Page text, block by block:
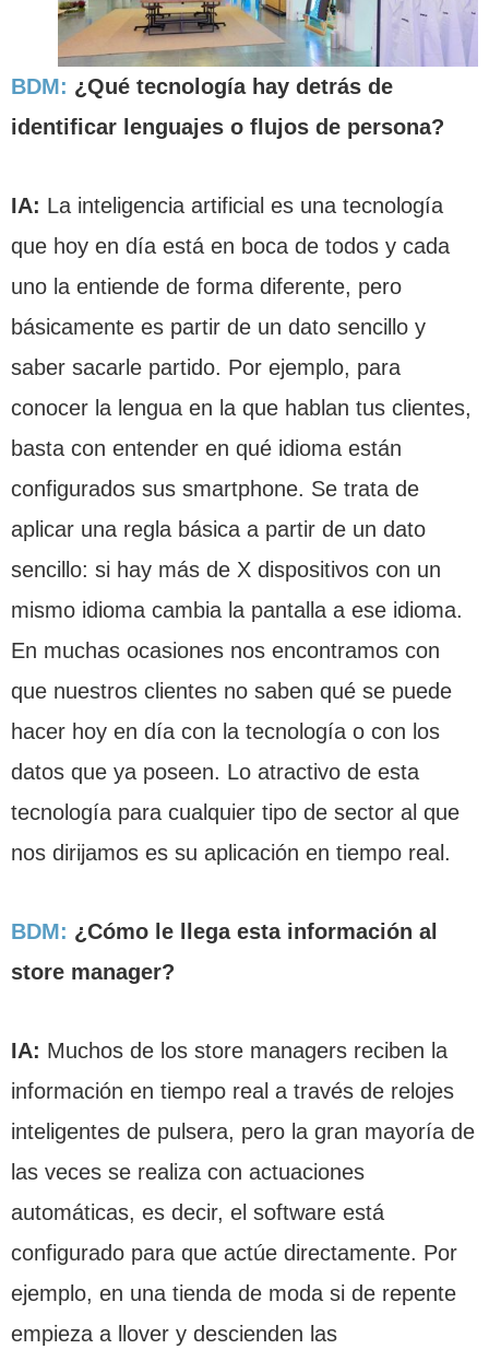
BDM: ¿Qué tecnología hay detrás de
identificar lenguajes o flujos de persona?
IA: La inteligencia artificial es una tecnología
que hoy en día está en boca de todos y cada
uno la entiende de forma diferente, pero
básicamente es partir de un dato sencillo y
saber sacarle partido. Por ejemplo, para
conocer la lengua en la que hablan tus clientes,
basta con entender en qué idioma están
configurados sus smartphone. Se trata de
aplicar una regla básica a partir de un dato
sencillo: si hay más de X dispositivos con un
mismo idioma cambia la pantalla a ese idioma.
En muchas ocasiones nos encontramos con
que nuestros clientes no saben qué se puede
hacer hoy en día con la tecnología o con los
datos que ya poseen. Lo atractivo de esta
tecnología para cualquier tipo de sector al que
nos dirijamos es su aplicación en tiempo real.
BDM: ¿Cómo le llega esta información al
store manager?
IA: Muchos de los store managers reciben la
información en tiempo real a través de relojes
inteligentes de pulsera, pero la gran mayoría de
las veces se realiza con actuaciones
automáticas, es decir, el software está
configurado para que actúe directamente. Por
ejemplo, en una tienda de moda si de repente
empieza a llover y descienden las